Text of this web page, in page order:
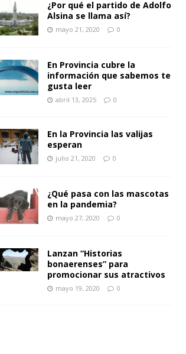
¿Por qué el partido de Adolfo
Alsina se llama así?
mayo 21, 2020 0
En Provincia cubre la
información que sabemos te
gusta leer
abril 13, 2025 0
En la Provincia las valijas
esperan
julio 21, 2020 0
¿Qué pasa con las mascotas
en la pandemia?
mayo 27, 2020 0
Lanzan “Historias
bonaerenses” para
promocionar sus atractivos
mayo 19, 2020 0